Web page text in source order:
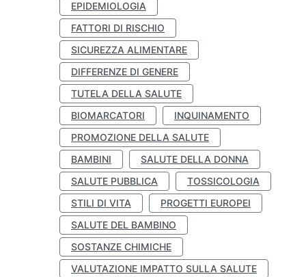
EPIDEMIOLOGIA
FATTORI DI RISCHIO
SICUREZZA ALIMENTARE
DIFFERENZE DI GENERE
TUTELA DELLA SALUTE
BIOMARCATORI
INQUINAMENTO
PROMOZIONE DELLA SALUTE
BAMBINI
SALUTE DELLA DONNA
SALUTE PUBBLICA
TOSSICOLOGIA
STILI DI VITA
PROGETTI EUROPEI
SALUTE DEL BAMBINO
SOSTANZE CHIMICHE
VALUTAZIONE IMPATTO SULLA SALUTE